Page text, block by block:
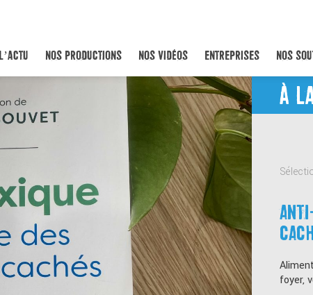
L’ACTU NOS PRODUCTIONS NOS VIDÉOS ENTREPRISES NOS
À
la